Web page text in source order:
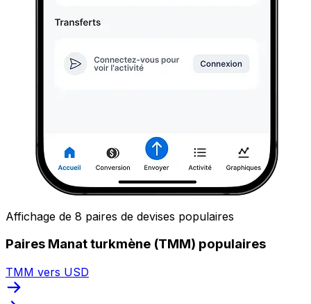
Affichage de 8 paires de devises populaires
Paires Manat turkmène (TMM) populaires
TMM vers USD